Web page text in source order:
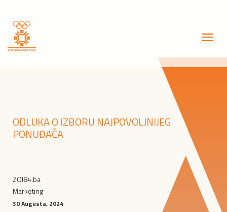
ODLUKA O IZBORU NAJPOVOLJNIJEG
PONUĐAČA
ZOI84.ba
Marketing
30 Augusta, 2024